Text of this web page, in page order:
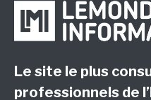
Le site le plus
professionnels de